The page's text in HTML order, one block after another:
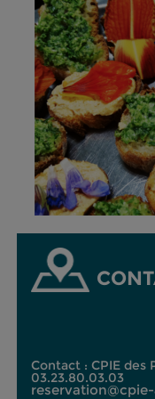
Contact : CPIE des
03.23.80.03.03